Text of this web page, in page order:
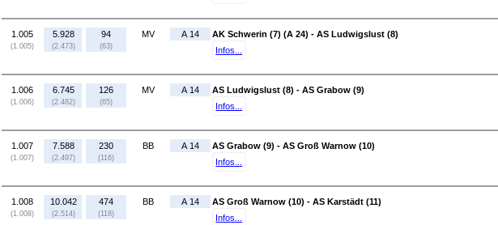
1.005
(1.005)
5.928
(2.473)
94
(63)
MV A 14
AK Schwerin (7) (A 24) - AS Ludwigslust (8)
Infos...
1.006
(1.006)
6.745
(2.482)
126
(65)
MV A 14
AS Ludwigslust (8) - AS Grabow (9)
Infos...
1.007
(1.007)
7.588
(2.497)
230
(116)
BB A 14
AS Grabow (9) - AS Groß Warnow (10)
Infos...
1.008
(1.008)
10.042
(2.514)
474
(118)
BB A 14
AS Groß Warnow (10) - AS Karstädt (11)
Infos...